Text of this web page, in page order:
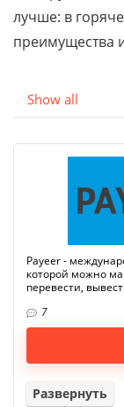
лучше: в
преимущества
Show all
Payeer -
которой можно
перевести,
7
Развернуть